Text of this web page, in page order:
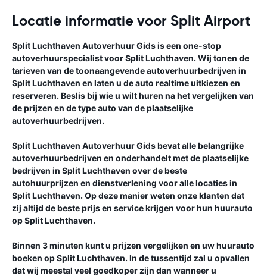
Locatie informatie voor Split Airport
Split Luchthaven Autoverhuur Gidsis een one-stop
autoverhuurspecialist voorSplit Luchthaven. Wij tonen de
tarieven van de toonaangevende autoverhuurbedrijven in
Split Luchthaven en laten u de auto realtime uitkiezen en
reserveren. Beslis bij wie u wilt huren na het vergelijken van
de prijzen en de type auto van de plaatselijke
autoverhuurbedrijven.
Split Luchthaven Autoverhuur Gidsbevat alle belangrijke
autoverhuurbedrijven en onderhandelt met de plaatselijke
bedrijven in Split Luchthaven over de beste
autohuurprijzen en dienstverlening voor alle locaties in
Split Luchthaven. Op deze manier weten onze klanten dat
zij altijd de beste prijs en service krijgen voor hun huurauto
opSplit Luchthaven.
Binnen 3 minuten kunt u prijzen vergelijken en uw huurauto
boeken opSplit Luchthaven. In de tussentijd zal u opvallen
dat wij meestal veel goedkoper zijn dan wanneer u